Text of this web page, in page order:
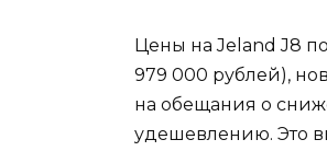
Цены на Jeland J8
979 000 рублей),
на обещания о
удешевлению. Это